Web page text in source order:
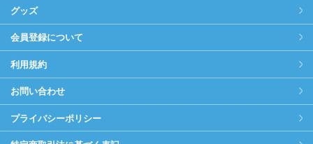
グッズ
会員登録について
利用規約
お問い合わせ
プライバシーポリシー